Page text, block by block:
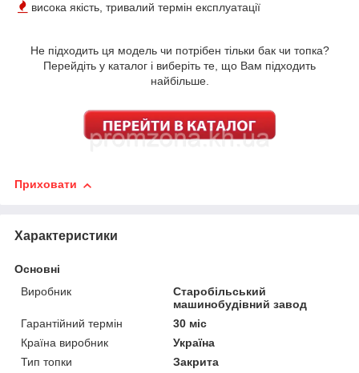
висока якість, тривалий термін експлуатації
Не підходить ця модель чи потрібен тільки бак чи топка?
Перейдіть у каталог і виберіть те, що Вам підходить
найбільше.
Приховати
Характеристики
Основні
Виробник
Старобільський
машинобудівний завод
Гарантійний термін
30 міс
Країна виробник
Україна
Тип топки
Закрита